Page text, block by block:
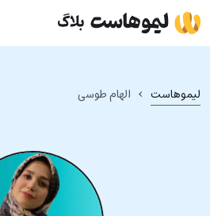
Skip
to
content
لیموهاست › الهام طوسی